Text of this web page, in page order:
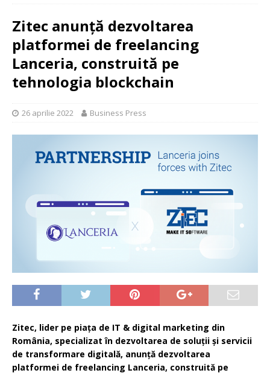
Zitec anunță dezvoltarea
platformei de freelancing
Lanceria, construită pe
tehnologia blockchain
26 aprilie 2022 Business Press
Zitec, lider pe piața de IT & digital marketing din
România, specializat în dezvoltarea de soluții și servicii
de transformare digitală, anunță dezvoltarea
platformei de freelancing Lanceria, construită pe